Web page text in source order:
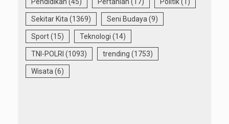
Pendidikan (45) Pertanian (17) Politik(1)
Sekitar Kita(1369) Seni Budaya(9)
Sport(15) Teknologi (14)
TNI-POLRI (1093) trending (1753)
Wisata(6)